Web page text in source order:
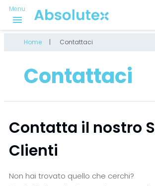
Menu
menu
Home Contattaci
Contattaci
Contatta il nostro
Clienti
Non hai trovato quello che cerchi?